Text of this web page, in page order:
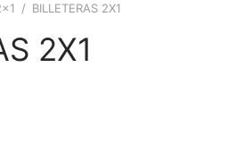
/ BILLETERAS 2X1
2X1